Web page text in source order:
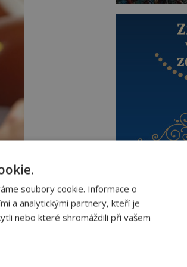
soubory cookie. Informace o
a analytickými partnery, kteří je
nebo které shromáždili při vašem